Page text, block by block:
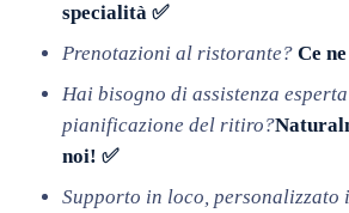
specialità ✅
Prenotazioni al ristorante? Ce
Hai bisogno di assistenza
pianificazione del ritiro?
noi! ✅
Supporto in loco, personalizzato